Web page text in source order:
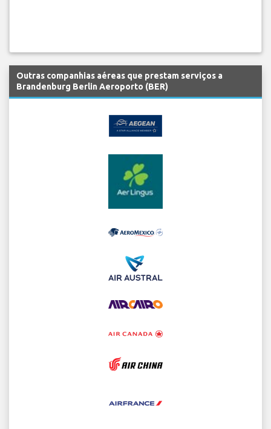
Outras companhias aéreas que prestam serviços a
Brandenburg Berlin Aeroporto (BER)